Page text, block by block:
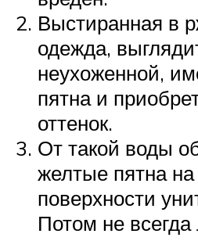
Выстиранная в
одежда,
неухоженной,
пятна и
оттенок.
От такой воды
желтые пятна
поверхности
Потом не всегда